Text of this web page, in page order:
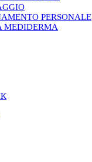
PERSONALE
MEDIDERMA